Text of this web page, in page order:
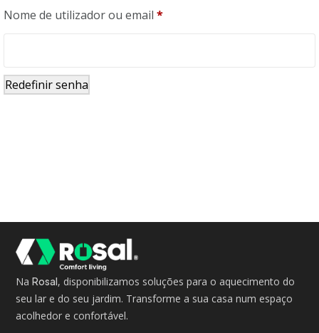
Nome de utilizador ou email *
Redefinir senha
NaRosal, disponibilizamos soluções para o aquecimento do
seu lar e do seu jardim. Transforme a sua casa num espaço
acolhedor e confortável.